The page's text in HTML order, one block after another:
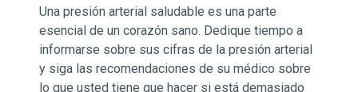
Una presión arterial saludable es una parte
esencial de un corazón sano. Dedique tiempo a
informarse sobre sus cifras de la presión arterial
y siga las recomendaciones de su médico sobre
lo que usted tiene que hacer si está demasiado